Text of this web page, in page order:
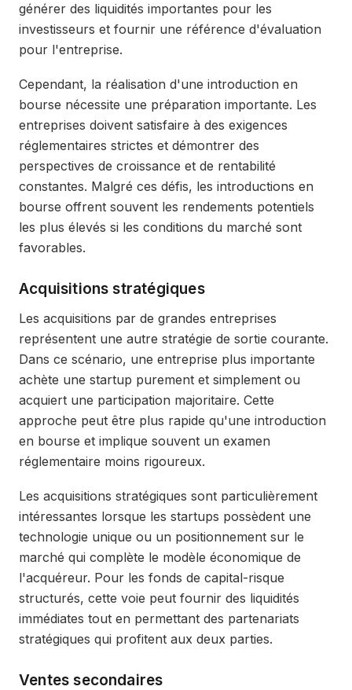
générer des liquidités importantes pour les
investisseurs et fournir une référence d'évaluation
pour l'entreprise.
Cependant, la réalisation d'une introduction en
bourse nécessite une préparation importante. Les
entreprises doivent satisfaire à des exigences
réglementaires strictes et démontrer des
perspectives de croissance et de rentabilité
constantes. Malgré ces défis, les introductions en
bourse offrent souvent les rendements potentiels
les plus élevés si les conditions du marché sont
favorables.
Acquisitions stratégiques
Les acquisitions par de grandes entreprises
représentent une autre stratégie de sortie courante.
Dans ce scénario, une entreprise plus importante
achète une startup purement et simplement ou
acquiert une participation majoritaire. Cette
approche peut être plus rapide qu'une introduction
en bourse et implique souvent un examen
réglementaire moins rigoureux.
Les acquisitions stratégiques sont particulièrement
intéressantes lorsque les startups possèdent une
technologie unique ou un positionnement sur le
marché qui complète le modèle économique de
l'acquéreur. Pour les fonds de capital-risque
structurés, cette voie peut fournir des liquidités
immédiates tout en permettant des partenariats
stratégiques qui profitent aux deux parties.
Ventes secondaires